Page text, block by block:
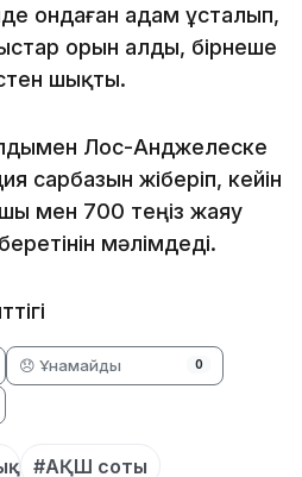
ондаған адам ұсталып,
орын алды, бірнеше
шықты.
Лос-Анджелеске
сарбазын жіберіп, кейін
мен 700 теңіз жаяу
мәлімдеді.
😞 Ұнамайды 0
#АҚШ соты